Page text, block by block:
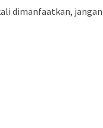
dimanfaatkan,